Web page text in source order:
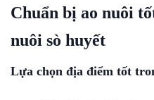
Chuẩn bị ao nuôi
nuôi sò huyết
Lựa chọn địa điểm tốt